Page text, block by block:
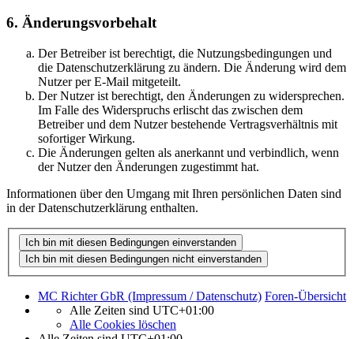
6. Änderungsvorbehalt
Der Betreiber ist berechtigt, die Nutzungsbedingungen und
die Datenschutzerklärung zu ändern. Die Änderung wird dem
Nutzer per E-Mail mitgeteilt.
Der Nutzer ist berechtigt, den Änderungen zu widersprechen.
Im Falle des Widerspruchs erlischt das zwischen dem
Betreiber und dem Nutzer bestehende Vertragsverhältnis mit
sofortiger Wirkung.
Die Änderungen gelten als anerkannt und verbindlich, wenn
der Nutzer den Änderungen zugestimmt hat.
Informationen über den Umgang mit Ihren persönlichen Daten sind
in der Datenschutzerklärung enthalten.
MC Richter GbR (Impressum / Datenschutz) Foren-Übersicht
Alle Zeiten sind UTC+01:00
Alle Cookies löschen